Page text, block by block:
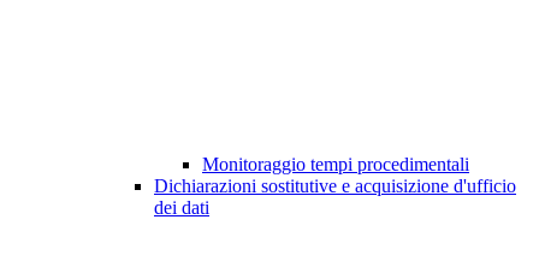
Monitoraggio tempi procedimentali
Dichiarazioni sostitutive e acquisizione d'ufficio
dei dati